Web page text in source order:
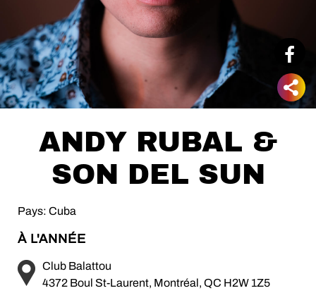
ANDY RUBAL &
SON DEL SUN
Pays: Cuba
À L'ANNÉE
Club Balattou
4372 Boul St-Laurent, Montréal, QC H2W 1Z5